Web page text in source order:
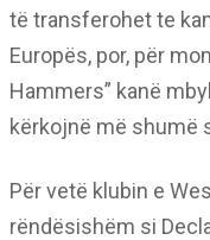
të transferohet te
Europës, por, për
Hammers” kanë
kërkojnë më shumë
Për vetë klubin e
rëndësishëm si